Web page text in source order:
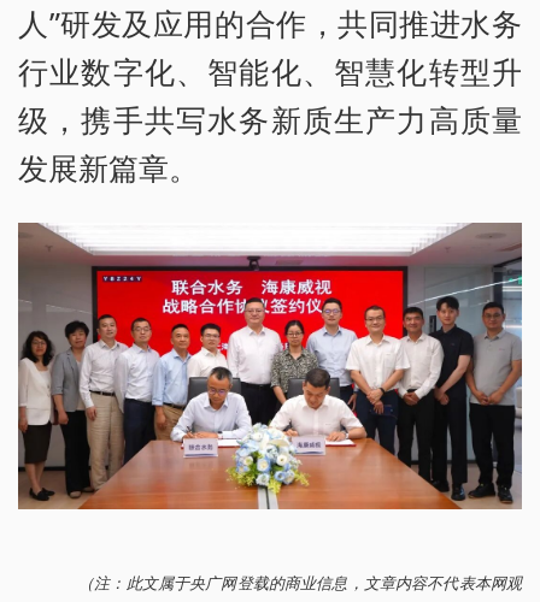
人”研发及应用的合作，共同推进水务
行业数字化、智能化、智慧化转型升
级，携手共写水务新质生产力高质量
发展新篇章。
（注：此文属于央广网登载的商业信息，文章内容不代表本网观